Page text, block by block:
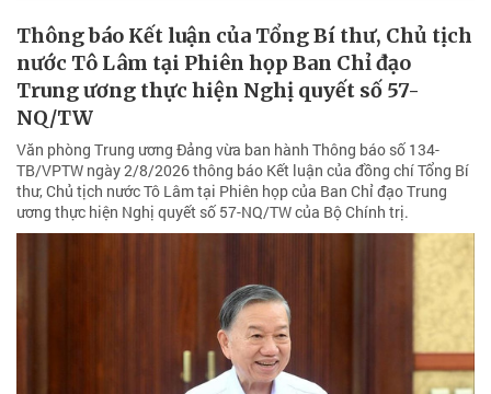
Thông báo Kết luận của Tổng Bí thư, Chủ tịch
nước Tô Lâm tại Phiên họp Ban Chỉ đạo
Trung ương thực hiện Nghị quyết số 57-
NQ/TW
Văn phòng Trung ương Đảng vừa ban hành Thông báo số 134-
TB/VPTW ngày 2/8/2026 thông báo Kết luận của đồng chí Tổng Bí
thư, Chủ tịch nước Tô Lâm tại Phiên họp của Ban Chỉ đạo Trung
ương thực hiện Nghị quyết số 57-NQ/TW của Bộ Chính trị.